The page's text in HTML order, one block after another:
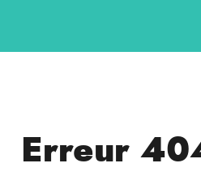
Erreur